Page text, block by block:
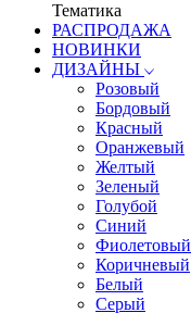
Тематика
РАСПРОДАЖА
НОВИНКИ
ДИЗАЙНЫ
Розовый
Бордовый
Красный
Оранжевый
Желтый
Зеленый
Голубой
Синий
Фиолетовый
Коричневый
Белый
Серый